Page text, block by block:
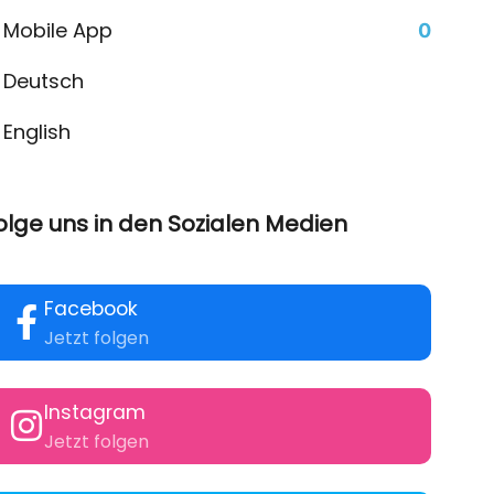
Mobile App 0
Deutsch
English
uns in den Sozialen Medien
Facebook
Jetzt folgen
Instagram
Jetzt folgen